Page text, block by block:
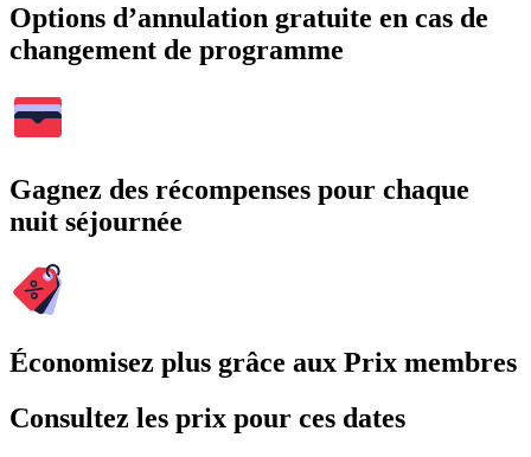
Options d’annulation gratuite en cas de
changement de programme
Gagnez des récompenses pour chaque
nuit séjournée
Économisez plus grâce aux Prix membres
Consultez les prix pour ces dates